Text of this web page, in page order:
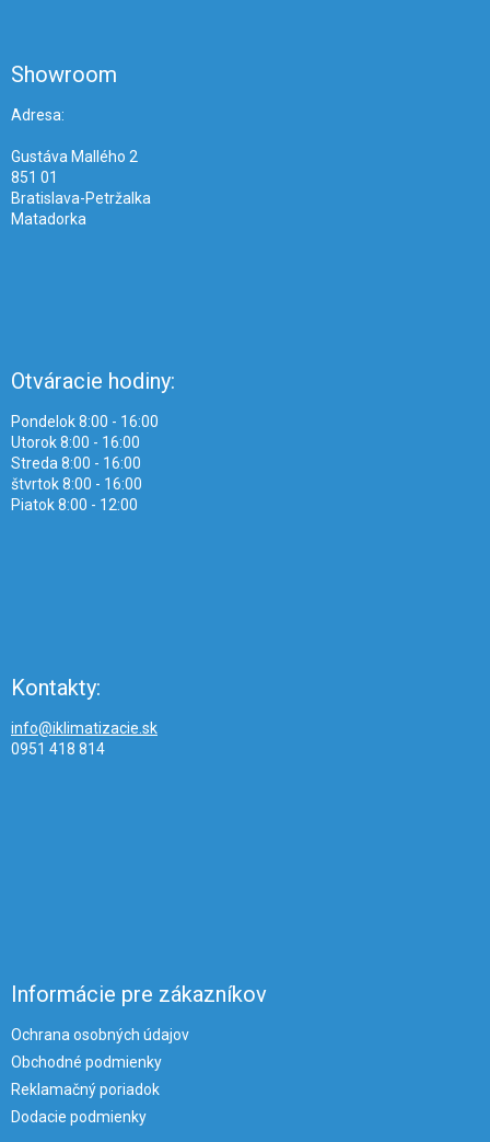
Showroom
Adresa:
Gustáva Mallého 2
851 01
Bratislava-Petržalka
Matadorka
Otváracie hodiny:
Pondelok 8:00 - 16:00
Utorok 8:00 - 16:00
Streda 8:00 - 16:00
štvrtok 8:00 - 16:00
Piatok 8:00 - 12:00
Kontakty:
info@iklimatizacie.sk
0951 418 814
Informácie pre zákazníkov
Ochrana osobných údajov
Obchodné podmienky
Reklamačný poriadok
Dodacie podmienky